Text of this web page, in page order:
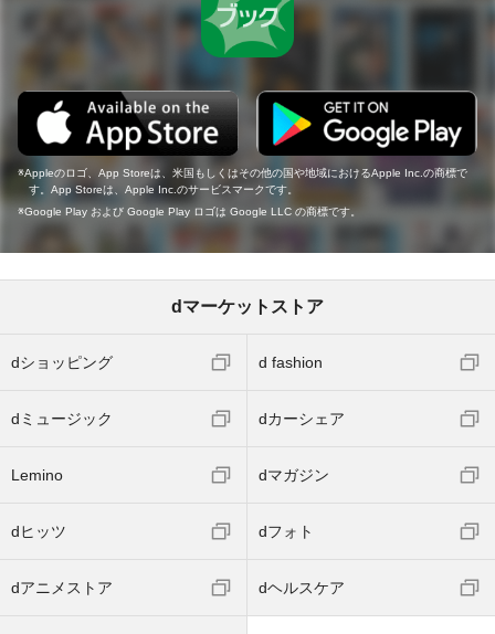
Appleのロゴ、App Storeは、米国もしくはその他の国や地域におけるApple Inc.の商標で
す。App Storeは、Apple Inc.のサービスマークです。
Google Play および Google Play ロゴは Google LLC の商標です。
dマーケットストア
dショッピング d fashion
dミュージック dカーシェア
Lemino dマガジン
dヒッツ dフォト
dアニメストア dヘルスケア